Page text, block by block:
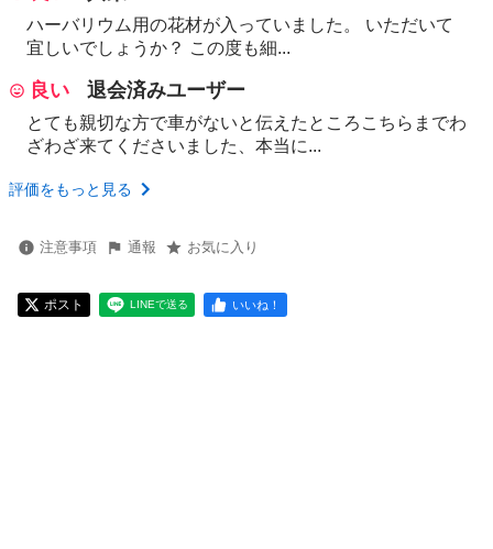
ハーバリウム用の花材が入っていました。 いただいて
宜しいでしょうか？ この度も細...
良い 退会済みユーザー
とても親切な方で車がないと伝えたところこちらまでわ
ざわざ来てくださいました、本当に...
評価をもっと見る
注意事項 通報 お気に入り
ポスト LINEで送る いいね！